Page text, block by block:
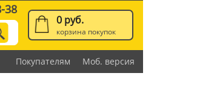
38
0 руб.
корзина покупок
Покупателям Моб. версия